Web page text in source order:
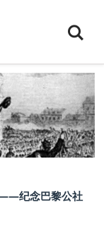
——纪念巴黎公社